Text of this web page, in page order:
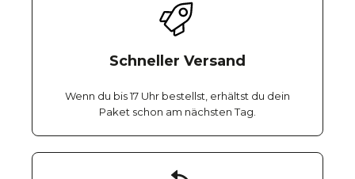
Schneller Versand
Wenn du bis 17 Uhr bestellst, erhältst du dein
Paket schon am nächsten Tag.